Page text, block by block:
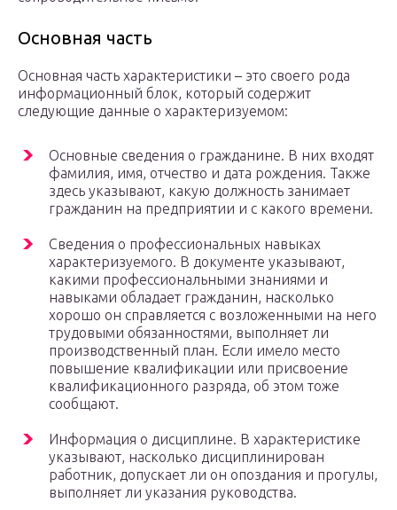
Основная часть
Основная часть характеристики – это своего рода
информационный блок, который содержит
следующие данные о характеризуемом:
Основные сведения о гражданине. В них входят
фамилия, имя, отчество и дата рождения. Также
здесь указывают, какую должность занимает
гражданин на предприятии и с какого времени.
Сведения о профессиональных навыках
характеризуемого. В документе указывают,
какими профессиональными знаниями и
навыками обладает гражданин, насколько
хорошо он справляется с возложенными на него
трудовыми обязанностями, выполняет ли
производственный план. Если имело место
повышение квалификации или присвоение
квалификационного разряда, об этом тоже
сообщают.
Информация о дисциплине. В характеристике
указывают, насколько дисциплинирован
работник, допускает ли он опоздания и прогулы,
выполняет ли указания руководства.